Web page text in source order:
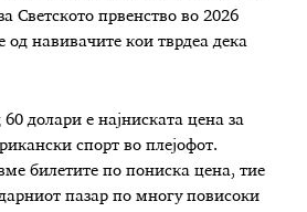
Светското првенство во 2026
од навивачите кои тврдеа дека
долари е најниската цена за
спорт во плејофот.
билетите по пониска цена, тие
пазар по многу повисоки